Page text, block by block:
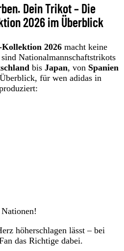
Dein Trikot – Die
2026 im Überblick
2026 macht keine
Nationalmannschaftstrikots
bis Japan, von Spanien
für wen adidas in
höherschlagen lässt – bei
das Richtige dabei.